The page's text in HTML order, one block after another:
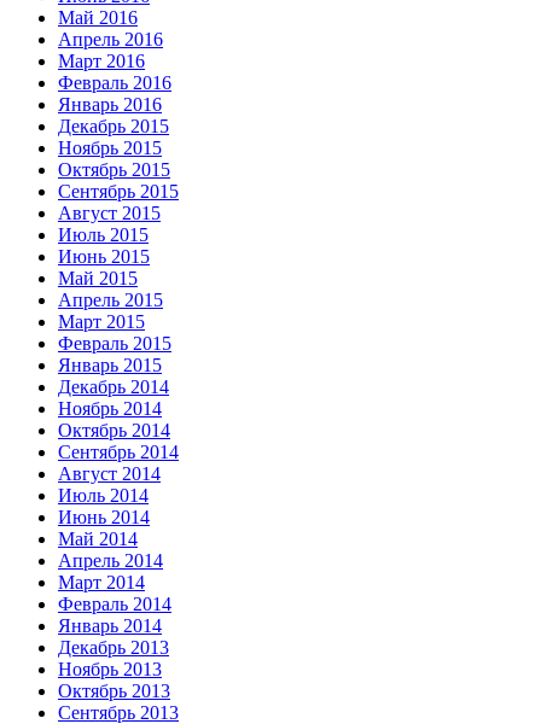
Май 2016
Апрель 2016
Март 2016
Февраль 2016
Январь 2016
Декабрь 2015
Ноябрь 2015
Октябрь 2015
Сентябрь 2015
Август 2015
Июль 2015
Июнь 2015
Май 2015
Апрель 2015
Март 2015
Февраль 2015
Январь 2015
Декабрь 2014
Ноябрь 2014
Октябрь 2014
Сентябрь 2014
Август 2014
Июль 2014
Июнь 2014
Май 2014
Апрель 2014
Март 2014
Февраль 2014
Январь 2014
Декабрь 2013
Ноябрь 2013
Октябрь 2013
Сентябрь 2013